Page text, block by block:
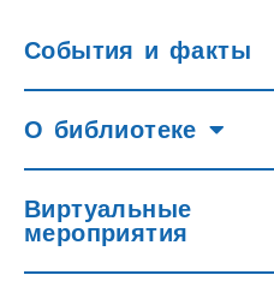
События и факты
О библиотеке
Виртуальные
мероприятия